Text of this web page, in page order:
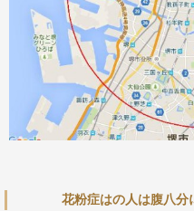
花粉症はの人は腹八分